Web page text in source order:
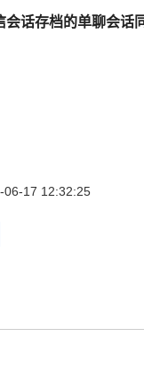
会话存档的单聊会话
06-17 12:32:25